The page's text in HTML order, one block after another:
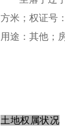
方米；权证号：
用途：其他；
土地权属状况